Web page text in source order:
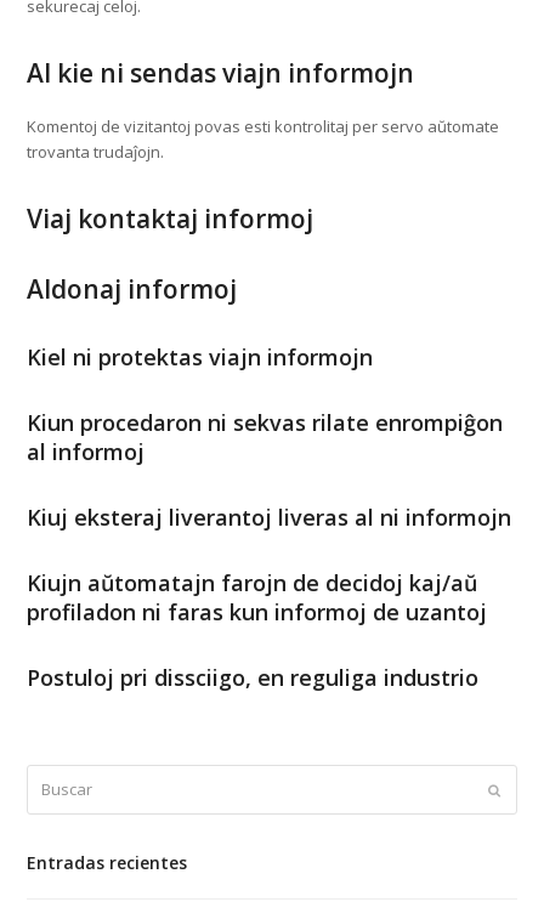
sekurecaj celoj.
Al kie ni sendas viajn informojn
Komentoj de vizitantoj povas esti kontrolitaj per servo aŭtomate
trovanta trudaĵojn.
Viaj kontaktaj informoj
Aldonaj informoj
Kiel ni protektas viajn informojn
Kiun procedaron ni sekvas rilate enrompiĝon
al informoj
Kiuj eksteraj liverantoj liveras al ni informojn
Kiujn aŭtomatajn farojn de decidoj kaj/aŭ
profiladon ni faras kun informoj de uzantoj
Postuloj pri dissciigo, en reguliga industrio
Enviar
Entradas recientes